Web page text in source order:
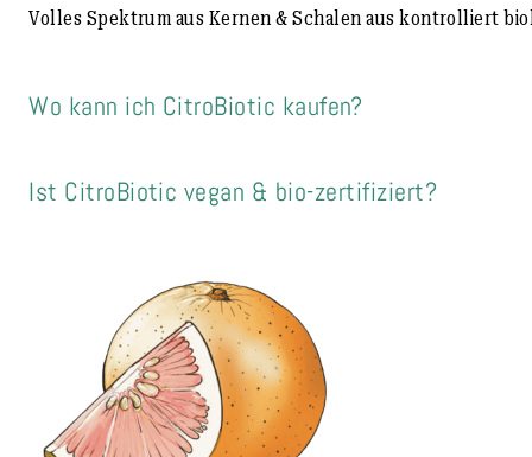
Volles Spektrum aus Kernen & Schalen aus kontrolliert
Wo kann ich CitroBiotic kaufen?
Direkt bei beim Hersteller unter sanitas.shop
Ist CitroBiotic vegan & bio-zertifiziert?
Ja, rein pflanzlich, DE-ÖKO-039 zertifiziert, frei von